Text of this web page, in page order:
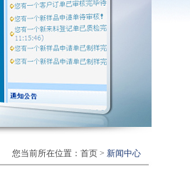
您当前所在位置：首页 > 新闻中心